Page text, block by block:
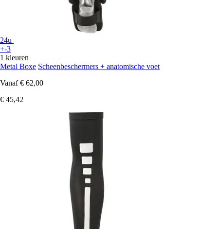
24u
+-3
1 kleuren
Metal Boxe Scheenbeschermers + anatomische voet
Vanaf € 62,00
€ 45,42